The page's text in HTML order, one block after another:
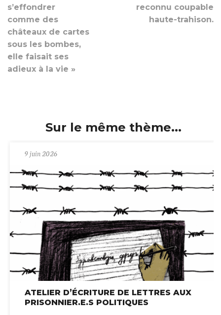
s’effondrer
comme des
châteaux de cartes
sous les bombes,
elle faisait ses
adieux à la vie »
reconnu coupable
haute-trahison.
Sur le même thème...
9 juin 2026
ATELIER D’ÉCRITURE DE LETTRES AUX
PRISONNIER.E.S POLITIQUES